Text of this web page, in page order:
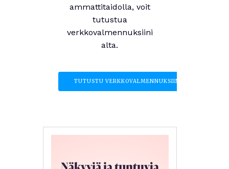
ammattitaidolla, voit
tutustua
verkkovalmennuksiini
alta.
TUTUSTU VERKKOVALMENNUKSIIN